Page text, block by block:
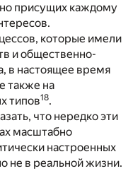
присущих каждому
которые имели
и общественно-
в настоящее время
также на
типов18.
что нередко эти
масштабно
настроенных
не в реальной жизни.